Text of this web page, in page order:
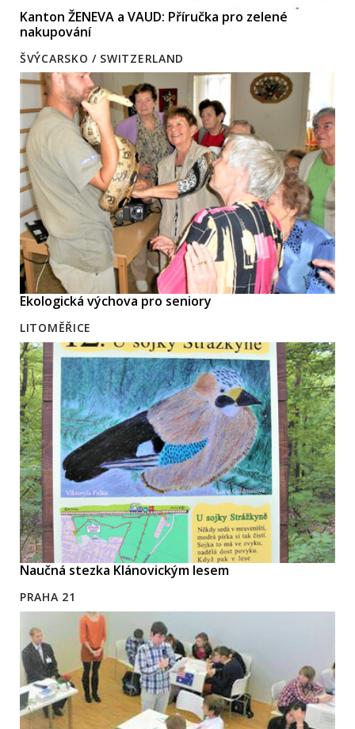
Kanton ŽENEVA a VAUD: Příručka pro zelené
nakupování
ŠVÝCARSKO / SWITZERLAND
Ekologická výchova pro seniory
LITOMĚŘICE
Naučná stezka Klánovickým lesem
PRAHA 21